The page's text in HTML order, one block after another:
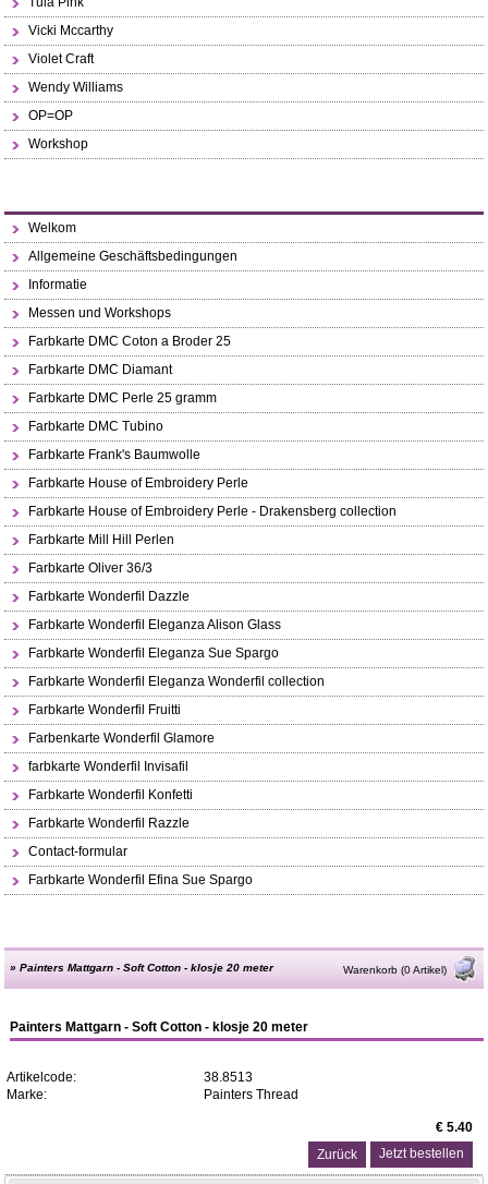
Vicki Mccarthy
Violet Craft
Wendy Williams
OP=OP
Workshop
Welkom
Allgemeine Geschäftsbedingungen
Informatie
Messen und Workshops
Farbkarte DMC Coton a Broder 25
Farbkarte DMC Diamant
Farbkarte DMC Perle 25 gramm
Farbkarte DMC Tubino
Farbkarte Frank's Baumwolle
Farbkarte House of Embroidery Perle
Farbkarte House of Embroidery Perle - Drakensberg collection
Farbkarte Mill Hill Perlen
Farbkarte Oliver 36/3
Farbkarte Wonderfil Dazzle
Farbkarte Wonderfil Eleganza Alison Glass
Farbkarte Wonderfil Eleganza Sue Spargo
Farbkarte Wonderfil Eleganza Wonderfil collection
Farbkarte Wonderfil Fruitti
Farbenkarte Wonderfil Glamore
farbkarte Wonderfil Invisafil
Farbkarte Wonderfil Konfetti
Farbkarte Wonderfil Razzle
Contact-formular
Farbkarte Wonderfil Efina Sue Spargo
»Painters Mattgarn - Soft Cotton - klosje 20 meter Warenkorb (0 Artikel)
Painters Mattgarn - Soft Cotton - klosje 20 meter
Artikelcode:
38.8513
Marke:
Painters Thread
€ 5.40
Zurück